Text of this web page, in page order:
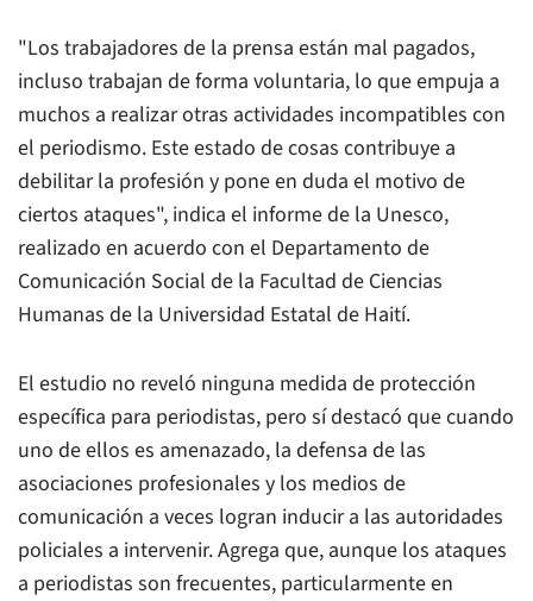
"Los trabajadores de la prensa están mal pagados,
incluso trabajan de forma voluntaria, lo que empuja a
muchos a realizar otras actividades incompatibles con
el periodismo. Este estado de cosas contribuye a
debilitar la profesión y pone en duda el motivo de
ciertos ataques", indica el informe de la Unesco,
realizado en acuerdo con el Departamento de
Comunicación Social de la Facultad de Ciencias
Humanas de la Universidad Estatal de Haití.
El estudio no reveló ninguna medida de protección
específica para periodistas, pero sí destacó que cuando
uno de ellos es amenazado, la defensa de las
asociaciones profesionales y los medios de
comunicación a veces logran inducir a las autoridades
policiales a intervenir. Agrega que, aunque los ataques
a periodistas son frecuentes, particularmente en